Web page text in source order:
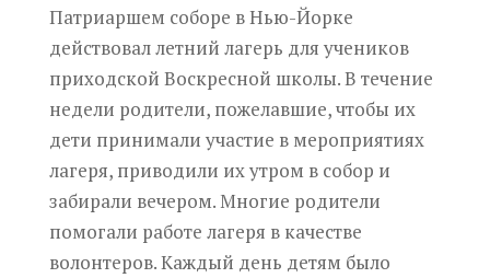
Патриаршем соборе в Нью-Йорке
действовал летний лагерь для учеников
приходской Воскресной школы. В течение
недели родители, пожелавшие, чтобы их
дети принимали участие в мероприятиях
лагеря, приводили их утром в собор и
забирали вечером. Многие родители
помогали работе лагеря в качестве
волонтеров. Каждый день детям было